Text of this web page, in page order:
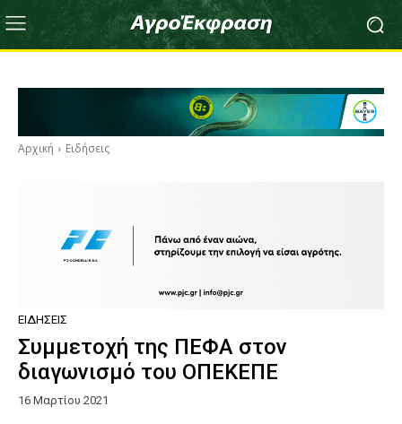
Αρχική Ειδήσεις
ΕΙΔΉΣΕΙΣ
Συμμετοχή της ΠΕΦΑ στον
διαγωνισμό του ΟΠΕΚΕΠΕ
16 Μαρτίου 2021